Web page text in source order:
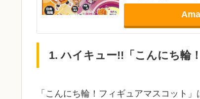
1. ハイキュー!!「こんにち輪
「こんにち輪！フィギュアマスコット」